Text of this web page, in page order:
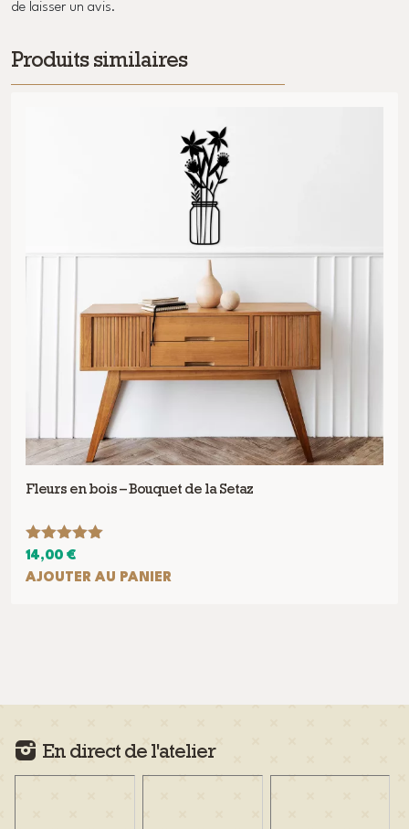
de laisser un avis.
Produits similaires
Fleurs en bois – Bouquet de la Setaz
Note5.00
14,00 €
AJOUTER AU PANIER
En direct de l'atelier